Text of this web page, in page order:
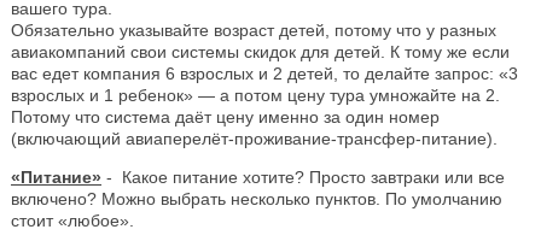
вашего тура.
Обязательно указывайте возраст детей, потому что у разных
авиакомпаний свои системы скидок для детей. К тому же если
вас едет компания 6 взрослых и 2 детей, то делайте запрос: «3
взрослых и 1 ребенок» — а потом цену тура умножайте на 2.
Потому что система даёт цену именно за один номер
(включающий авиаперелёт-проживание-трансфер-питание).
«Питание» - Какое питание хотите? Просто завтраки или все
включено? Можно выбрать несколько пунктов. По умолчанию
стоит «любое».